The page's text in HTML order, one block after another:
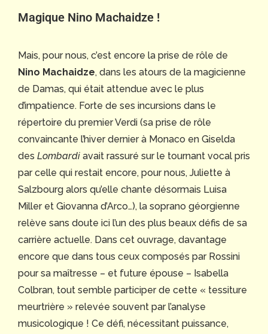
Magique Nino Machaidze !
Mais, pour nous, c’est encore la prise de rôle de
Nino Machaidze, dans les atours de la magicienne
de Damas, qui était attendue avec le plus
d’impatience. Forte de ses incursions dans le
répertoire du premier Verdi (sa prise de rôle
convaincante l’hiver dernier à Monaco en Giselda
des Lombardi avait rassuré sur le tournant vocal pris
par celle qui restait encore, pour nous, Juliette à
Salzbourg alors qu’elle chante désormais Luisa
Miller et Giovanna d’Arco…), la soprano géorgienne
relève sans doute ici l’un des plus beaux défis de sa
carrière actuelle. Dans cet ouvrage, davantage
encore que dans tous ceux composés par Rossini
pour sa maîtresse – et future épouse – Isabella
Colbran, tout semble participer de cette « tessiture
meurtrière » relevée souvent par l’analyse
musicologique ! Ce défi, nécessitant puissance,